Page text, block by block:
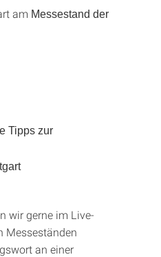
am Messestand der
Tipps zur
wir gerne im Live-
Messeständen
an einer